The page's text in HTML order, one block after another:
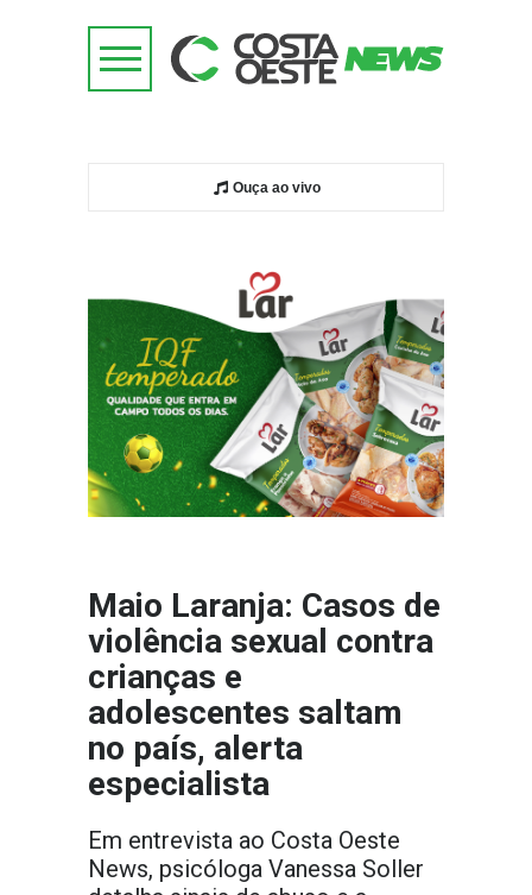
Ouça ao vivo
Maio Laranja: Casos de
violência sexual contra
crianças e
adolescentes saltam
no país, alerta
especialista
Em entrevista ao Costa Oeste
News, psicóloga Vanessa Soller